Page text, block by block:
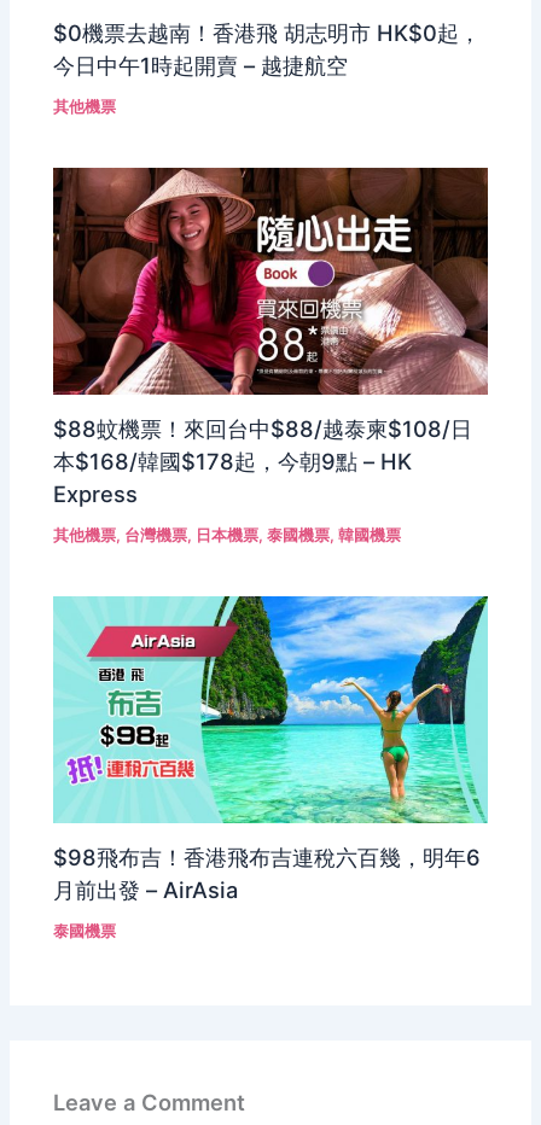
$0機票去越南！香港飛 胡志明市 HK$0起，
今日中午1時起開賣 – 越捷航空
其他機票
$88蚊機票！來回台中$88/越泰柬$108/日
本$168/韓國$178起，今朝9點 – HK
Express
其他機票, 台灣機票, 日本機票,泰國機票,韓國機票
$98飛布吉！香港飛布吉連稅六百幾，明年6
月前出發 – AirAsia
泰國機票
Leave a Comment